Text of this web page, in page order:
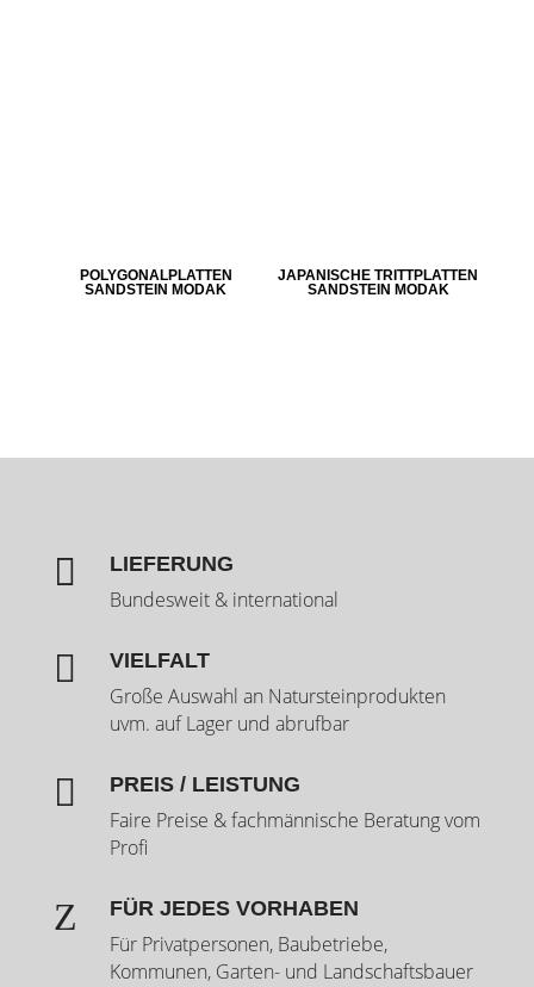
POLYGONALPLATTEN
SANDSTEIN MODAK
JAPANISCHE TRITTPLATTEN
SANDSTEIN MODAK
 LIEFERUNG
Bundesweit & international
 VIELFALT
Große Auswahl an Natursteinprodukten
uvm. auf Lager und abrufbar
 PREIS / LEISTUNG
Faire Preise & fachmännische Beratung vom
Profi
Z FÜR JEDES VORHABEN
Für Privatpersonen, Baubetriebe,
Kommunen, Garten- und Landschaftsbauer